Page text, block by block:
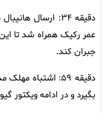
دقیقه ۳۴: ارسال
عمر رکیک همراه شد تا
جبران کند.
دقیقه ۵۹: اشتباه
بگیرد و در ادامه ویکتور